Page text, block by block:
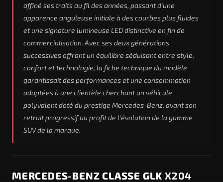
affiné ses traits au fil des années, passant d'une
apparence anguleuse initiale à des courbes plus fluides
et une signature lumineuse LED distinctive en fin de
commercialisation. Avec ses deux générations
successives offrant un équilibre séduisant entre style,
confort et technologie, la fiche technique du modèle
garantissait des performances et une consommation
adaptées à une clientèle cherchant un véhicule
polyvalent doté du prestige Mercedes-Benz, avant son
retrait progressif au profit de l'évolution de la gamme
SUV de la marque.
MERCEDES-BENZ CLASSE GLK X204